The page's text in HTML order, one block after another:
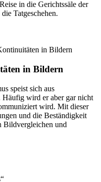
in die Gerichtssäle der
Tatgeschehen.
in Bildern
speist sich aus
Häufig wird er aber gar nicht
wird. Mit dieser
und die Beständigkeit
Bildvergleichen und